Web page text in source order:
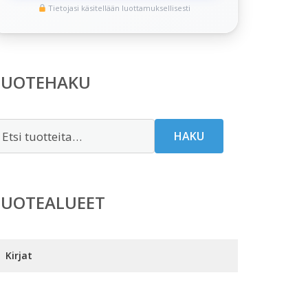
Tietojasi käsitellään luottamuksellisesti
HAKU
Kirjat